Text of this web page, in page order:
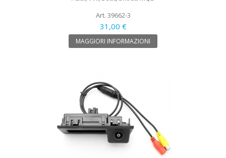
Art. 39662-3
31,00 €
MAGGIORI INFORMAZIONI